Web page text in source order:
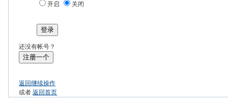
开启
关闭
登录
还没有帐号？
注册一个
返回继续操作
或者返回首页